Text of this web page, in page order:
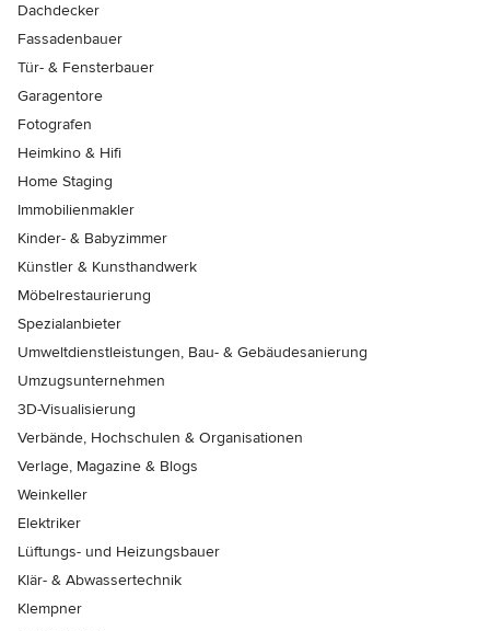
Dachdecker
Fassadenbauer
Tür- & Fensterbauer
Garagentore
Fotografen
Heimkino & Hifi
Home Staging
Immobilienmakler
Kinder- & Babyzimmer
Künstler & Kunsthandwerk
Möbelrestaurierung
Spezialanbieter
Umweltdienstleistungen, Bau- & Gebäudesanierung
Umzugsunternehmen
3D-Visualisierung
Verbände, Hochschulen & Organisationen
Verlage, Magazine & Blogs
Weinkeller
Elektriker
Lüftungs- und Heizungsbauer
Klär- & Abwassertechnik
Klempner